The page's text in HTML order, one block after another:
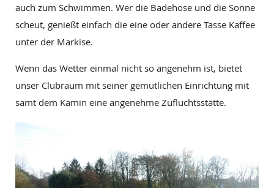
auch zum Schwimmen. Wer die Badehose und die Sonne
scheut, genießt einfach die eine oder andere Tasse Kaffee
unter der Markise.
Wenn das Wetter einmal nicht so angenehm ist, bietet
unser Clubraum mit seiner gemütlichen Einrichtung mit
samt dem Kamin eine angenehme Zufluchtsstätte.